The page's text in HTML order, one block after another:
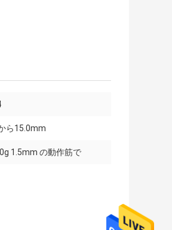
ら15.0mm
1.5mm の動作筋で